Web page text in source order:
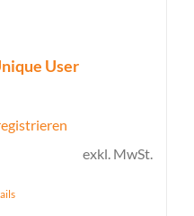
User
exkl. MwSt.